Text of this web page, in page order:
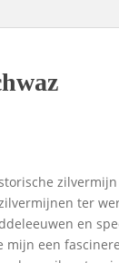
ter
en
mijn een